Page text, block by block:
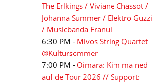
The Erlkings / Viviane Chassot /
Johanna Summer / Elektro Guzzi
/ Musicbanda Franui
6:30 PM - Mivos String Quartet
@Kultursommer
7:00 PM - Oimara: Kim ma ned
auf de Tour 2026 // Support: